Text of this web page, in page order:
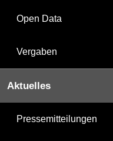
Open Data
Vergaben
Aktuelles
Pressemitteilungen